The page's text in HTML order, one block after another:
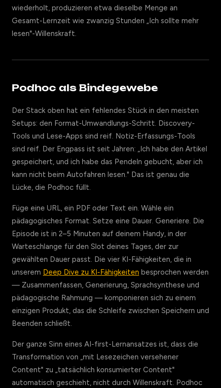
wiederholt, produzieren etwa dieselbe Menge an
Gesamt-Lernzeit wie zwanzig Stunden „Ich sollte mehr
lesen"-Willenskraft.
Podhoc als Bindegewebe
Der Stack oben hat ein fehlendes Stück in den meisten
Setups: den Format-Umwandlungs-Schritt. Discovery-
Tools und Lese-Apps sind reif. Notiz-Erfassungs-Tools
sind reif. Der Engpass ist seit Jahren: „Ich habe den Artikel
gespeichert, und ich habe das Pendeln gebucht, aber ich
kann nicht beim Autofahren lesen." Das ist genau die
Lücke, die Podhoc füllt.
Füge eine URL, ein PDF oder Text ein. Wähle ein
pädagogisches Format. Setze eine Dauer. Generiere. Die
Episode ist in 2–5 Minuten auf deinem Handy, in der
Warteschlange für den Slot deines Tages, der zur
gewählten Dauer passt. Die vier KI-Fähigkeiten, die in
unserem Deep Dive zu KI-Fähigkeiten besprochen werden
— Zusammenfassen, Generierung, Sprachsynthese und
pädagogische Rahmung — komponieren sich zu einem
einzigen Produkt, das die Schleife zwischen Speichern und
Beenden schließt.
Der ganze Sinn eines AI-first-Lernansatzes ist, dass die
Transformation von „mit Lesezeichen versehener
Content" zu „tatsächlich konsumierter Content"
automatisch geschieht, nicht durch Willenskraft. Podhoc